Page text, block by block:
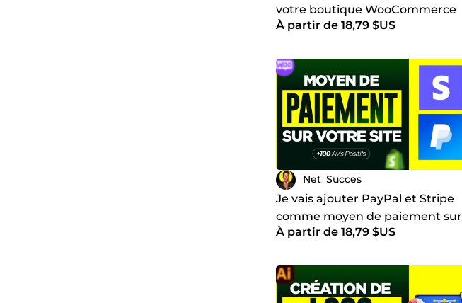
votre boutique WooCommerce
À partir de 18,79 $US
Net_Succes
Je vais ajouter PayPal et Stripe
comme moyen de paiement sur
votre site web professionnel
À partir de 18,79 $US